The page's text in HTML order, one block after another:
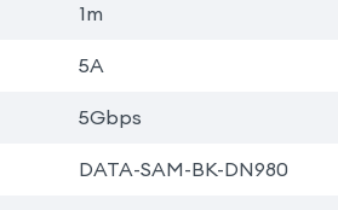
1m
5A
5Gbps
DATA-SAM-BK-DN980